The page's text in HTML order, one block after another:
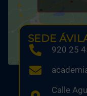
SEDE
920 25
Calle